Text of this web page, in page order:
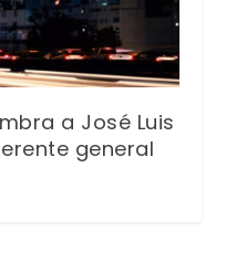
a José Luis
general